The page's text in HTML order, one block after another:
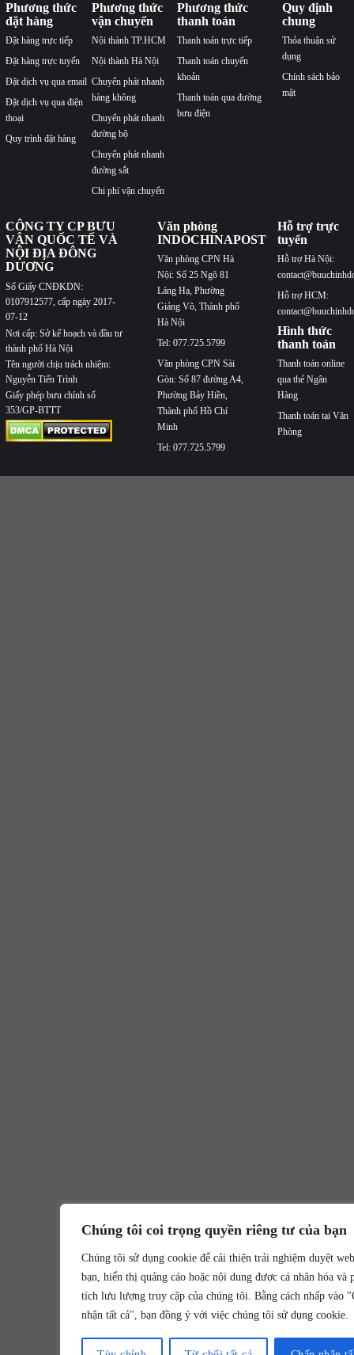
Chúng tôi coi trọng quyền riêng tư của bạn
Chúng tôi sử dụng cookie để cải thiện trải nghiệm duyệt
bạn, hiển thị quảng cáo hoặc nội dung được cá nhân hóa và
tích lưu lượng truy cập của chúng tôi. Bằng cách nhấp vào
nhận tất cả", bạn đồng ý với việc chúng tôi sử dụng cookie.
Phương thức
đặt hàng
Đặt hàng trực tiếp
Đặt hàng trực tuyến
Đặt dịch vụ qua email
Đặt dịch vụ qua điện
thoại
Quy trình đặt hàng
Phương thức
vận chuyển
Nội thành TP.HCM
Nội thành Hà Nội
Chuyển phát nhanh
hàng không
Chuyển phát nhanh
đường bộ
Chuyển phát nhanh
đường sắt
Chi phí vận chuyển
Phương thức
thanh toán
Thanh toán trực tiếp
Thanh toán chuyển
khoản
Thanh toán qua đường
bưu điện
Quy định
chung
Thỏa thuận sử
dụng
Chính sách bảo
mật
CÔNG TY CP BƯU
VẬN QUỐC TẾ VÀ
NỘI ĐỊA ĐÔNG
DƯƠNG
Số Giấy CNĐKDN:
0107912577, cấp ngày 2017-
07-12
Nơi cấp: Sở kế hoạch và đầu tư
thành phố Hà Nội
Tên người chịu trách nhiệm:
Nguyễn Tiến Trình
Giấy phép bưu chính số
353/GP-BTTT
Văn phòng
INDOCHINAPOST
Văn phòng CPN Hà
Nội: Số 25 Ngõ 81
Láng Hạ, Phường
Giảng Võ, Thành phố
Hà Nội
Tel: 077.725.5799
Văn phòng CPN Sài
Gòn: Số 87 đường A4,
Phường Bảy Hiền,
Thành phố Hồ Chí
Minh
Tel: 077.725.5799
Hỗ trợ trực
tuyến
Hỗ trợ Hà Nội:
Hỗ trợ HCM:
Hình thức
thanh toán
Thanh toán online
qua thẻ Ngân
Hàng
Thanh toán tại Văn
Phòng